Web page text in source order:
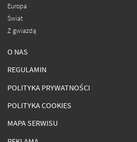
Europa
Świat
Z gwiazdą
O NAS
REGULAMIN
POLITYKA PRYWATNOŚCI
POLITYKA COOKIES
MAPA SERWISU